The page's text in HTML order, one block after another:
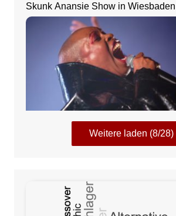
Skunk Anansie Show in Wiesbaden
Weitere laden (8/28)